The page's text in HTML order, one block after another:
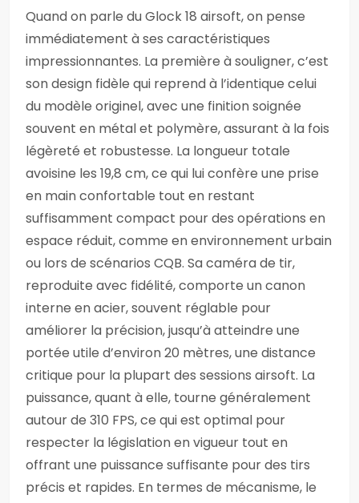
Quand on parle du Glock 18 airsoft, on pense
immédiatement à ses caractéristiques
impressionnantes. La première à souligner, c’est
son design fidèle qui reprend à l’identique celui
du modèle originel, avec une finition soignée
souvent en métal et polymère, assurant à la fois
légèreté et robustesse. La longueur totale
avoisine les 19,8 cm, ce qui lui confère une prise
en main confortable tout en restant
suffisamment compact pour des opérations en
espace réduit, comme en environnement urbain
ou lors de scénarios CQB. Sa caméra de tir,
reproduite avec fidélité, comporte un canon
interne en acier, souvent réglable pour
améliorer la précision, jusqu’à atteindre une
portée utile d’environ 20 mètres, une distance
critique pour la plupart des sessions airsoft. La
puissance, quant à elle, tourne généralement
autour de 310 FPS, ce qui est optimal pour
respecter la législation en vigueur tout en
offrant une puissance suffisante pour des tirs
précis et rapides. En termes de mécanisme, le